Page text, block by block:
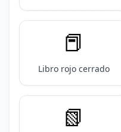
📕
Libro rojo cerrado
📗